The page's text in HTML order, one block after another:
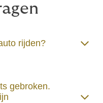
rijden?
gebroken.